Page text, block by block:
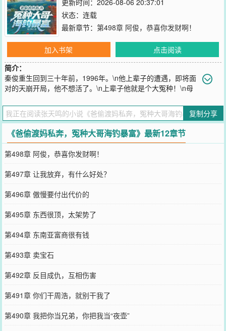
更新时间：2026-08-06 20:37:01
状态：连载
最新章节： 第498章 阿俊，恭喜你发财啊！
加入书架
点击阅读
简介：
秦俊重生回到三十年前，1996年。\n他上辈子的遭遇，即将面
对的天崩开局，他不想活了。\n上辈子他就是个大冤种！\n母
拆迁款偷渡出国，晚年中风半身不遂，回国让他养老。\n他含辛茹苦
养大四个弟弟妹妹，长大之后，争夺他的家产。\n养了三十年的儿
子，居然不是自己的种。\n秦俊遭不住这样的打击，去海钓，最后还
被台风卷到海里。\n一个犹如夜明珠的光球朝他飞过来，钻进他的嘴
巴里，剧痛之后，重生了。\n误吞光球之后，秦俊获得两个金手指。
\n兽语异能让他听懂灵性动物唠嗑，成了“吃瓜王”，屡破奇案；海底透
视眼更绝，海钓捕鱼手到擒来，发家暴富！\n弟弟妹妹不听话，棍棒
之下，都是好孩子！\n同学聚会？不去！不做前女友接盘侠，绿手
套！\n美丽学姐是驻村干部，能吃苦，三观正，长得美，但迟迟没有
等来秦俊的表白。\n酒后，学姐捏着秦俊的下巴，“年下不喊姐，心思
有点野！”\n秦俊一把搂住学姐的夺命纤腰，“喊哥，会更野！”学姐妩
媚一笑，“哥~”\n秦俊热血上涌，不生十个孩子不罢休！
您要是觉得《
爸偷渡妈私奔，冤种大哥海钓暴富
忘记向您QQ群和微博微信里的朋友推荐哦！
复制分享
《爸偷渡妈私奔，冤种大哥海钓暴富》最新12章节
第498章 阿俊，恭喜你发财啊！
第497章 让我放弃，有什么好处？
第496章 傲慢要付出代价的
第495章 东西很顶，太架势了
第494章 东南亚富商很有钱
第493章 卖宝石
第492章 反目成仇，互相伤害
第491章 你们干周浩，就别干我了
第490章 我把你当兄弟，你把我当“夜壶”